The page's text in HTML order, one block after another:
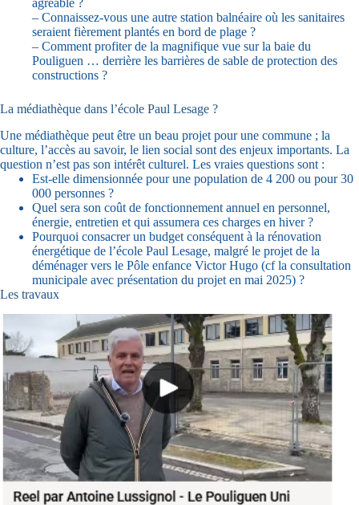
agréable ?
– Connaissez-vous une autre station balnéaire où les sanitaires
seraient fièrement plantés en bord de plage ?
– Comment profiter de la magnifique vue sur la baie du
Pouliguen … derrière les barrières de sable de protection des
constructions ?
La médiathèque dans l’école Paul Lesage ?
Une médiathèque peut être un beau projet pour une commune ; la
culture, l’accès au savoir, le lien social sont des enjeux importants. La
question n’est pas son intérêt culturel. Les vraies questions sont :
Est-elle dimensionnée pour une population de 4 200 ou pour 30
000 personnes ?
Quel sera son coût de fonctionnement annuel en personnel,
énergie, entretien et qui assumera ces charges en hiver ?
Pourquoi consacrer un budget conséquent à la rénovation
énergétique de l’école Paul Lesage, malgré le projet de la
déménager vers le Pôle enfance Victor Hugo (cf la consultation
municipale avec présentation du projet en mai 2025) ?
Les travaux